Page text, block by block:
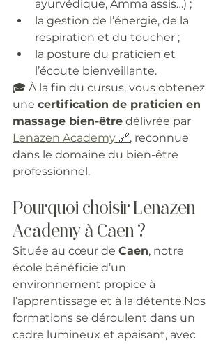
ayurvédique, Amma assis…) ;
la gestion de l’énergie, de la
respiration et du toucher ;
la posture du praticien et
l’écoute bienveillante.
🎓 À la fin du cursus, vous obtenez
une certification de praticien en
massage bien-être délivrée par
Lenazen Academy 🔗, reconnue
dans le domaine du bien-être
professionnel.
Pourquoi choisir Lenazen
Academy à Caen ?
Située au cœur de Caen, notre
école bénéficie d’un
environnement propice à
l’apprentissage et à la détente.Nos
formations se déroulent dans un
cadre lumineux et apaisant, avec